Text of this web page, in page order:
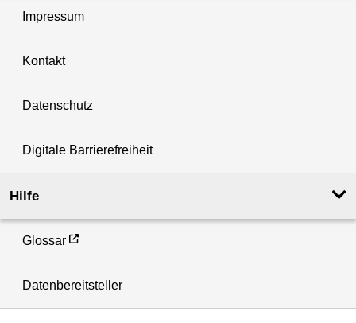
Impressum
Kontakt
Datenschutz
Digitale Barrierefreiheit
Hilfe
Glossar
Datenbereitsteller